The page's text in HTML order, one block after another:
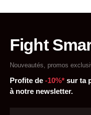
Fight
Nouveautés, promos
Profite de -10%* sur ta
à notre newsletter.